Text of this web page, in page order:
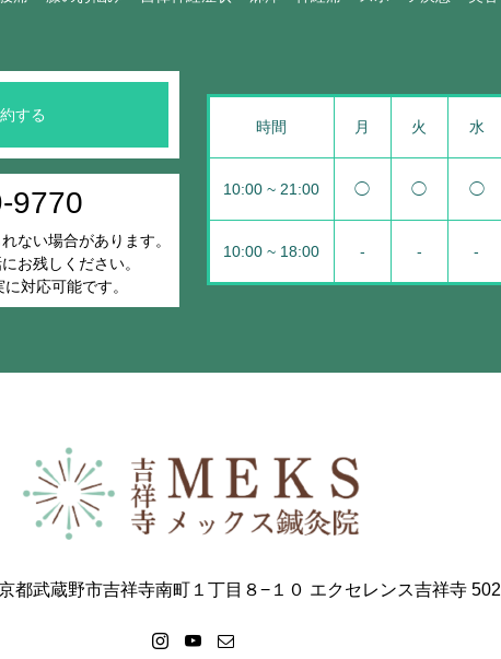
する
9770
ない場合があります。
お残しください。
対応可能です。
時間 月 火 水
10:00 ~ 21:00 ◯ ◯ ◯
10:00 ~ 18:00 - - -
都武蔵野市吉祥寺南町１丁目８−１０ エクセレンス吉祥寺 502